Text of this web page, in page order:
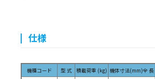
仕様
機種コード 型 式 積載荷重 (kg) 機体寸法(mm)全 長